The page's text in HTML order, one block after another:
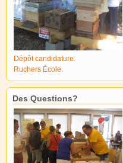
Dépôt candidature.
Ruchers École.
Des Questions?